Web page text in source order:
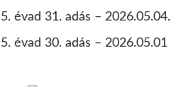
5. évad 31. adás – 2026.05.04.
5. évad 30. adás – 2026.05.01